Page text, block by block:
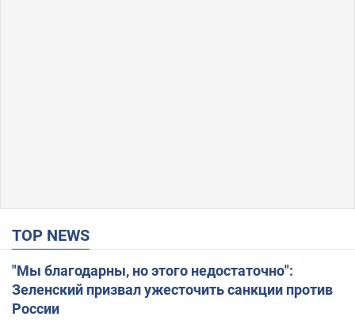
TOP NEWS
"Мы благодарны, но этого недостаточно":
Зеленский призвал ужесточить санкции против
России